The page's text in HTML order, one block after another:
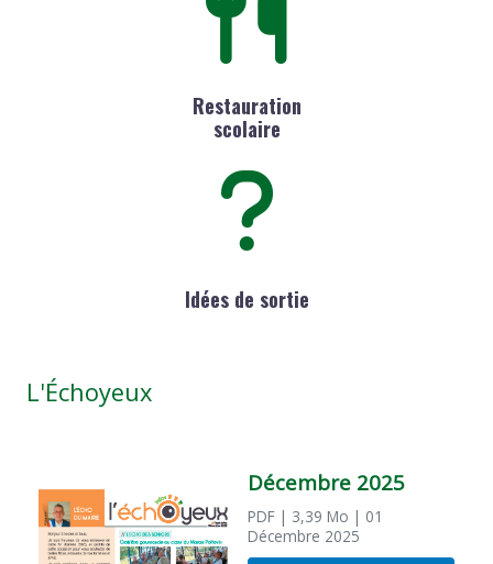
Restauration
scolaire
Idées de sortie
L'Échoyeux
Décembre 2025
PDF | 3,39 Mo | 01
Décembre 2025